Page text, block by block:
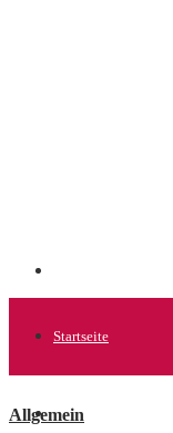
Startseite
Allgemein
Allgemein